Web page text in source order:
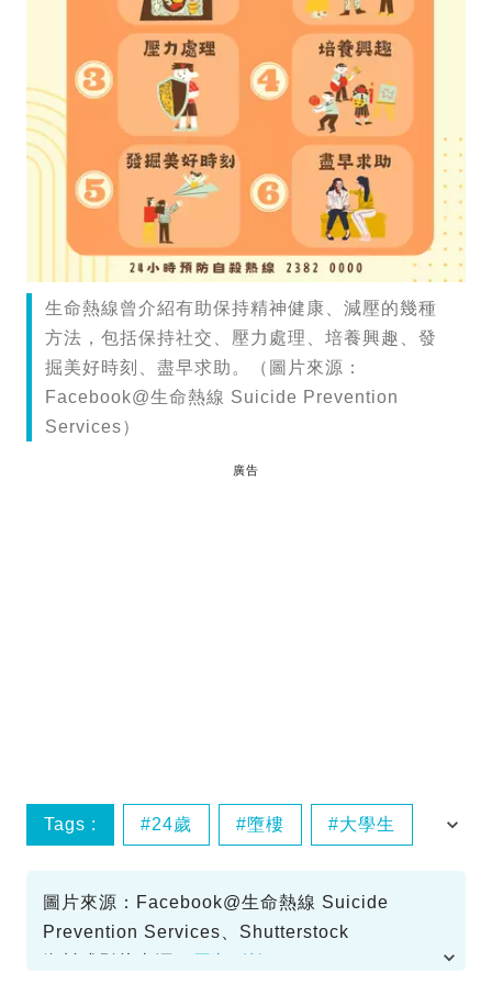
生命熱線曾介紹有助保持精神健康、減壓的幾種
方法，包括保持社交、壓力處理、培養興趣、發
掘美好時刻、盡早求助。（圖片來源：
Facebook@生命熱線 Suicide Prevention
Services）
廣告
Tags : 24歲 墮樓 大學生
圖片來源：Facebook@生命熱線 Suicide
Prevention Services、Shutterstock